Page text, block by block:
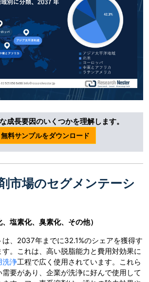
成長要因のいくつかを理解します。
無料サンプルをダウンロード
市場のセグメンテーシ
塩素化、臭素化、その他）
、2037年までに32.1%のシェアを獲得す
。これは、高い脱脂能力と費用対効果に
洗浄工程で広く使用されています。これら
要があり、企業が洗浄に好んで使用して